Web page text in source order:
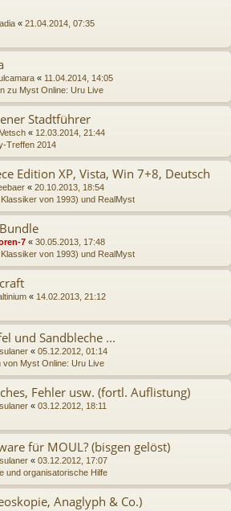
« 21.04.2014, 07:35
« 11.04.2014, 14:05
zu Myst Online: Uru Live
Stadtführer
« 12.03.2014, 21:44
Treffen 2014
Edition XP, Vista, Win 7+8, Deutsch
« 20.10.2013, 18:54
von 1993) und RealMyst
7 « 30.05.2013, 17:48
von 1993) und RealMyst
« 14.02.2013, 21:12
und Sandbleche ...
« 05.12.2012, 01:14
von Myst Online: Uru Live
Fehler usw. (fortl. Auflistung)
« 03.12.2012, 18:11
für MOUL? (bisgen gelöst)
« 03.12.2012, 17:07
und organisatorische Hilfe
Anaglyph & Co.)